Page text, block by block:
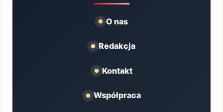
O nas
Redakcja
Kontakt
Współpraca